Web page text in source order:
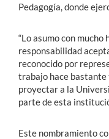
Pedagogía, donde
“Lo asumo con
responsabilidad
reconocido por
trabajo hace bastante
proyectar a la
parte de esta
Este nombramiento